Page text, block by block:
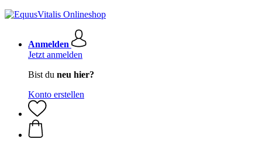
Anmelden
Jetzt anmelden
Bist du neu hier?
Konto erstellen